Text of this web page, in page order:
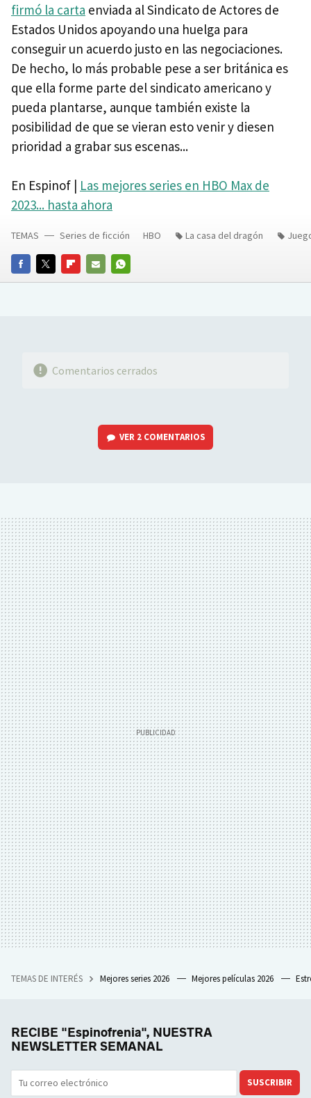
firmó la carta enviada al Sindicato de Actores de
Estados Unidos apoyando una huelga para
conseguir un acuerdo justo en las negociaciones.
De hecho, lo más probable pese a ser británica es
que ella forme parte del sindicato americano y
pueda plantarse, aunque también existe la
posibilidad de que se vieran esto venir y diesen
prioridad a grabar sus escenas...
En Espinof | Las mejores series en HBO Max de
2023... hasta ahora
FACEBOOKTWITTERFLIPBOARD
E-
WHATSAPP
TEMAS Series de ficción HBO La casa del dragón
Comentarios cerrados
VER 2 COMENTARIOS
TEMAS DE INTERÉS Mejores series 2026 Mejores películas 2026
RECIBE "Espinofrenia", NUESTRA
NEWSLETTER SEMANAL
SUSCRIBIR